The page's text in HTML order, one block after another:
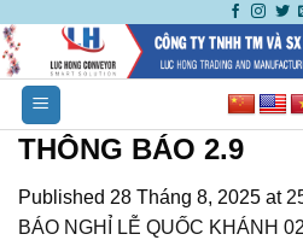
to
content
THÔNG BÁO 2.9
Published 28 Tháng 8, 2025 at
BÁO NGHỈ LỄ QUỐC KHÁNH